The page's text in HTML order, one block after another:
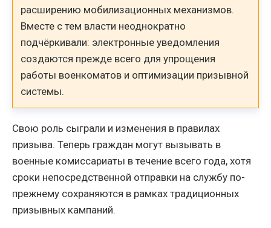
расширению мобилизационных механизмов.
Вместе с тем власти неоднократно
подчёркивали: электронные уведомления
создаются прежде всего для упрощения
работы военкоматов и оптимизации призывной
системы.
Свою роль сыграли и изменения в правилах
призыва. Теперь граждан могут вызывать в
военные комиссариаты в течение всего года, хотя
сроки непосредственной отправки на службу по-
прежнему сохраняются в рамках традиционных
призывных кампаний.